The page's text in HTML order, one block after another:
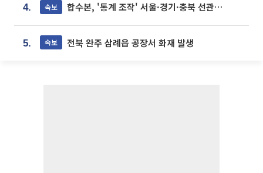
4. 속보 합수본, '통계 조작' 서울·경기·충북 선관위 등 추가 압수수색
5. 속보 전북 완주 삼례읍 공장서 화재 발생